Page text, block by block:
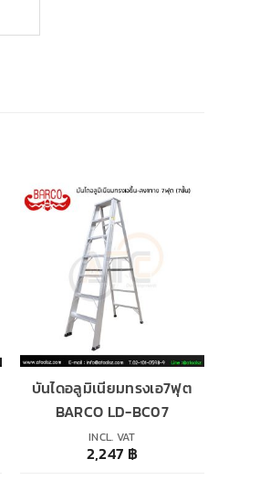
บันไดอลูมิเนียมทรงเอ7ฟุต
BARCO LD-BC07
INCL. VAT
2,247 ฿